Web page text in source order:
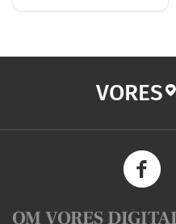
VORES
OM VORES